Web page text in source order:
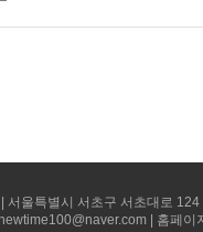
서울특별시 서초구 서초대로
| 홈페